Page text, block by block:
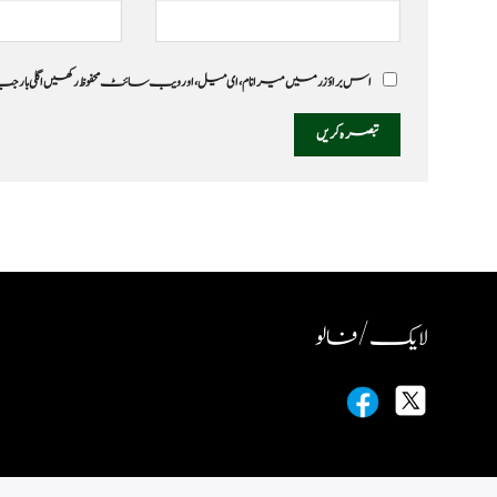
اس براؤزر میں میرا نام، ای میل، اور ویب سائٹ محفوظ رکھیں اگلی
لایک / فالو